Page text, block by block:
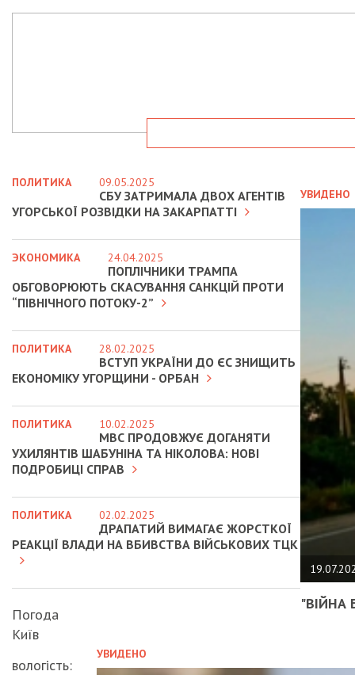
УВИДЕНО
"ВІЙНА
УВИДЕНО
ПОЛИТИКА 09.05.2025
СБУ ЗАТРИМАЛА ДВОХ АГЕНТІВ
УГОРСЬКОЇ РОЗВІДКИ НА ЗАКАРПАТТІ
ЭКОНОМИКА 24.04.2025
ПОПЛІЧНИКИ ТРАМПА
ОБГОВОРЮЮТЬ СКАСУВАННЯ САНКЦІЙ ПРОТИ
“ПІВНІЧНОГО ПОТОКУ-2”
ПОЛИТИКА 28.02.2025
ВСТУП УКРАЇНИ ДО ЄС ЗНИЩИТЬ
ЕКОНОМІКУ УГОРЩИНИ - ОРБАН
ПОЛИТИКА 10.02.2025
МВС ПРОДОВЖУЄ ДОГАНЯТИ
УХИЛЯНТІВ ШАБУНІНА ТА НІКОЛОВА: НОВІ
ПОДРОБИЦІ СПРАВ
ПОЛИТИКА 02.02.2025
ДРАПАТИЙ ВИМАГАЄ ЖОРСТКОЇ
РЕАКЦІЇ ВЛАДИ НА ВБИВСТВА ВІЙСЬКОВИХ ТЦК
Погода
Київ
вологість: